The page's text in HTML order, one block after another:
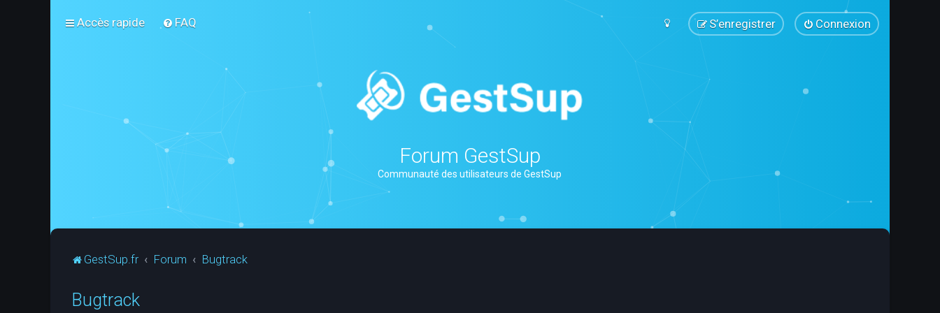
Accès rapide FAQ Connexion
S’enregistrer
Forum GestSup
Communauté des utilisateurs de GestSup
GestSup.fr Forum Bugtrack
Bugtrack